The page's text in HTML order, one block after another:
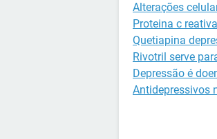
Alterações
Proteina c
Quetiapina
Rivotril serve
Depressão é
Antidepressivos